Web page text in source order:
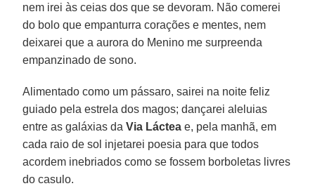
nem irei às ceias dos que se devoram. Não comerei
do bolo que empanturra corações e mentes, nem
deixarei que a aurora do Menino me surpreenda
empanzinado de sono.
Alimentado como um pássaro, sairei na noite feliz
guiado pela estrela dos magos; dançarei aleluias
entre as galáxias daVia Láctea e, pela manhã, em
cada raio de sol injetarei poesia para que todos
acordem inebriados como se fossem borboletas livres
do casulo.